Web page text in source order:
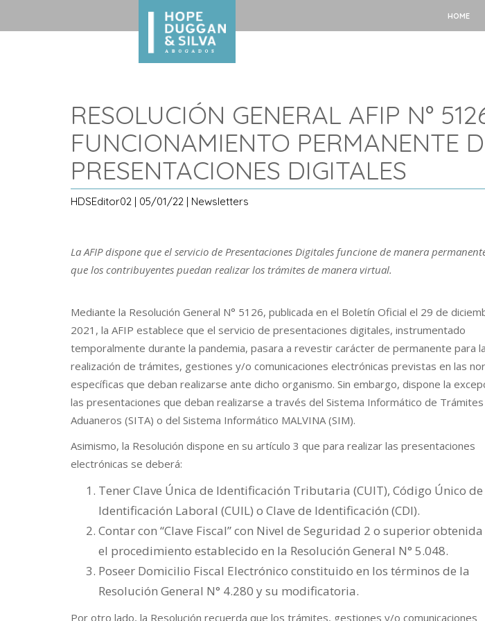
HOME
RESOLUCIÓN GENERAL AFIP N°
FUNCIONAMIENTO PERMANENTE
PRESENTACIONES DIGITALES
HDSEditor02 | 05/01/22 | Newsletters
La AFIP dispone que el servicio de Presentaciones Digitales funcione de manera
que los contribuyentes puedan realizar los trámites de manera virtual.
Mediante la Resolución General N° 5126, publicada en el Boletín Oficial el 29 de
2021, la AFIP establece que el servicio de presentaciones digitales, instrumentado
temporalmente durante la pandemia, pasara a revestir carácter de permanente para la
realización de trámites, gestiones y/o comunicaciones electrónicas previstas en las
específicas que deban realizarse ante dicho organismo. Sin embargo, dispone la
las presentaciones que deban realizarse a través del Sistema Informático de Trámites
Aduaneros (SITA) o del Sistema Informático MALVINA (SIM).
Asimismo, la Resolución dispone en su artículo 3 que para realizar las presentaciones
electrónicas se deberá:
Tener Clave Única de Identificación Tributaria (CUIT), Código Único de
Identificación Laboral (CUIL) o Clave de Identificación (CDI).
Contar con “Clave Fiscal” con Nivel de Seguridad 2 o superior
el procedimiento establecido en la Resolución General N° 5.048.
Poseer Domicilio Fiscal Electrónico constituido en los términos de la
Resolución General N° 4.280 y su modificatoria.
Por otro lado, la Resolución recuerda que los trámites, gestiones y/o comunicaciones